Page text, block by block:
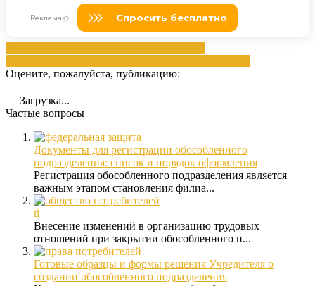
Оцените, пожалуйста, публикацию:
Загрузка...
Частые вопросы
Документы для регистрации обособленного
подразделения: список и порядок оформления
Регистрация обособленного подразделения является
важным этапом становления филиа...
ti
Внесение изменений в организацию трудовых
отношений при закрытии обособленного п...
Готовые образцы и формы решения Учредителя о
создании обособленного подразделения